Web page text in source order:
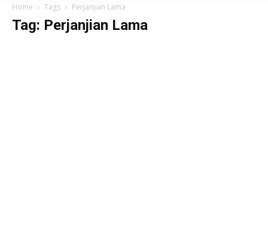
Home Tags Perjanjian Lama
Tag: Perjanjian Lama